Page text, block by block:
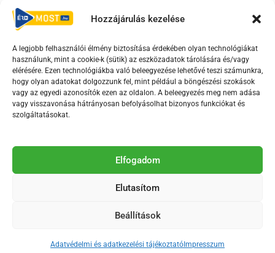
Hozzájárulás kezelése
A legjobb felhasználói élmény biztosítása érdekében olyan technológiákat
használunk, mint a cookie-k (sütik) az eszközadatok tárolására és/vagy
elérésére. Ezen technológiákba való beleegyezése lehetővé teszi számunkra,
hogy olyan adatokat dolgozzunk fel, mint például a böngészési szokások
vagy az egyedi azonosítók ezen az oldalon. A beleegyezés meg nem adása
vagy visszavonása hátrányosan befolyásolhat bizonyos funkciókat és
szolgáltatásokat.
Elfogadom
Elutasítom
Beállítások
Adatvédelmi és adatkezelési tájékoztató Impresszum
Irányelvek
F
a
c
e
b
o
-
Y
o
u
t
u
e
s
r
T
i
k
t
Az Érd Média médiaszolgáltatási tevékenységét a
Médiatanács a Magyar Média Mecenatúra program
2018-2026. © Minden jog fenntartva, Érd Megyei Jogú Város